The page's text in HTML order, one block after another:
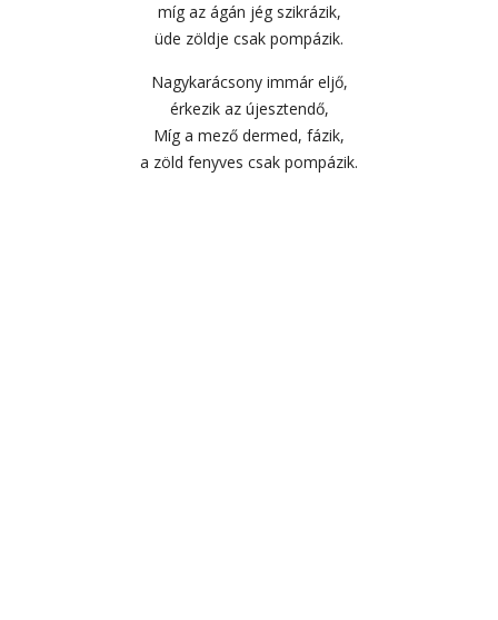
míg az ágán jég szikrázik,
üde zöldje csak pompázik.
Nagykarácsony immár eljő,
érkezik az újesztendő,
Míg a mező dermed, fázik,
a zöld fenyves csak pompázik.